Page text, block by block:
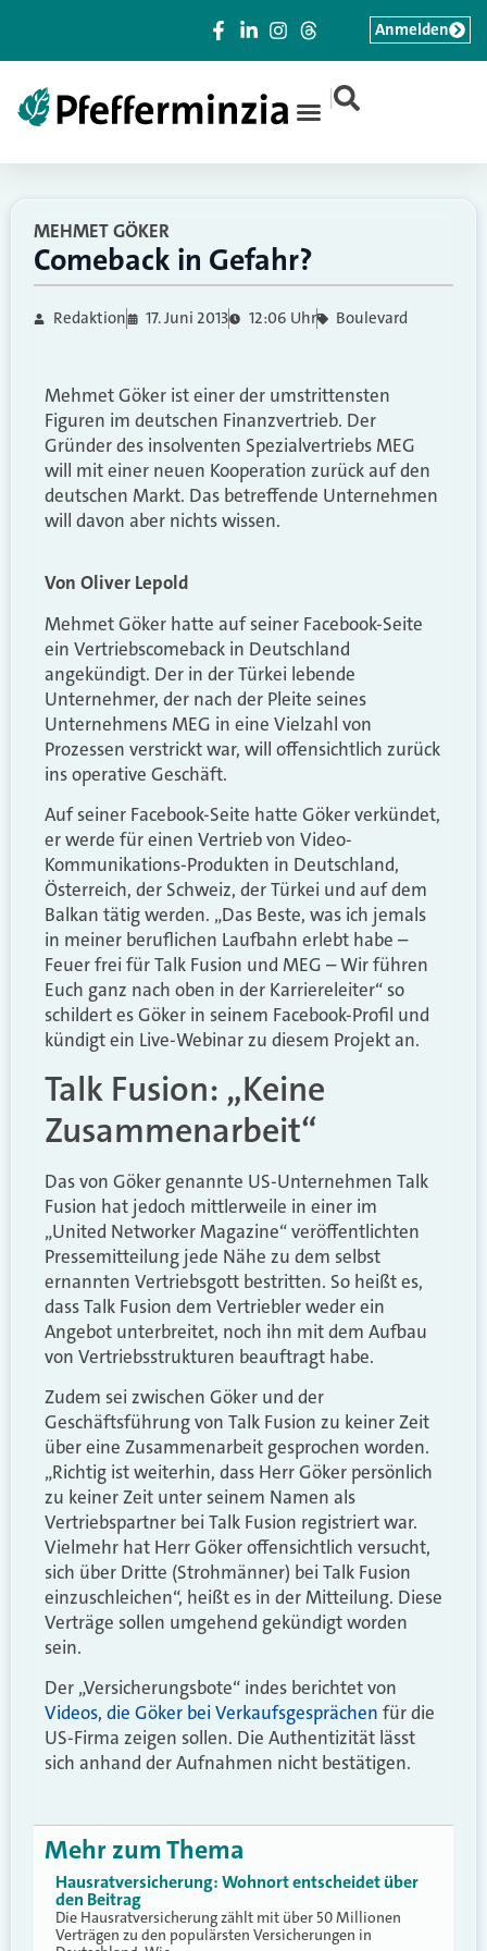
|
Anmelden
MEHMET GÖKER
Comeback in Gefahr?
Redaktion 17. Juni 2013 12:06 Uhr Boulevard
Mehmet Göker ist einer der umstrittensten
Figuren im deutschen Finanzvertrieb. Der
Gründer des insolventen Spezialvertriebs MEG
will mit einer neuen Kooperation zurück auf den
deutschen Markt. Das betreffende Unternehmen
will davon aber nichts wissen.
Von Oliver Lepold
Mehmet Göker hatte auf seiner Facebook-Seite
ein Vertriebscomeback in Deutschland
angekündigt. Der in der Türkei lebende
Unternehmer, der nach der Pleite seines
Unternehmens MEG in eine Vielzahl von
Prozessen verstrickt war, will offensichtlich zurück
ins operative Geschäft.
Auf seiner Facebook-Seite hatte Göker verkündet,
er werde für einen Vertrieb von Video-
Kommunikations-Produkten in Deutschland,
Österreich, der Schweiz, der Türkei und auf dem
Balkan tätig werden. „Das Beste, was ich jemals
in meiner beruflichen Laufbahn erlebt habe –
Feuer frei für Talk Fusion und MEG – Wir führen
Euch ganz nach oben in der Karriereleiter“ so
schildert es Göker in seinem Facebook-Profil und
kündigt ein Live-Webinar zu diesem Projekt an.
Talk Fusion: „Keine
Zusammenarbeit“
Das von Göker genannte US-Unternehmen Talk
Fusion hat jedoch mittlerweile in einer im
„United Networker Magazine“ veröffentlichten
Pressemitteilung jede Nähe zu dem selbst
ernannten Vertriebsgott bestritten. So heißt es,
dass Talk Fusion dem Vertriebler weder ein
Angebot unterbreitet, noch ihn mit dem Aufbau
von Vertriebsstrukturen beauftragt habe.
Zudem sei zwischen Göker und der
Geschäftsführung von Talk Fusion zu keiner Zeit
über eine Zusammenarbeit gesprochen worden.
„Richtig ist weiterhin, dass Herr Göker persönlich
zu keiner Zeit unter seinem Namen als
Vertriebspartner bei Talk Fusion registriert war.
Vielmehr hat Herr Göker offensichtlich versucht,
sich über Dritte (Strohmänner) bei Talk Fusion
einzuschleichen“, heißt es in der Mitteilung. Diese
Verträge sollen umgehend gekündigt worden
sein.
Der „Versicherungsbote“ indes berichtet von
Videos, die Göker bei Verkaufsgesprächen für die
US-Firma zeigen sollen. Die Authentizität lässt
sich anhand der Aufnahmen nicht bestätigen.
Mehr zum Thema
Hausratversicherung: Wohnort entscheidet über
den Beitrag
Die Hausratversicherung zählt mit über 50 Millionen
Verträgen zu den populärsten Versicherungen in